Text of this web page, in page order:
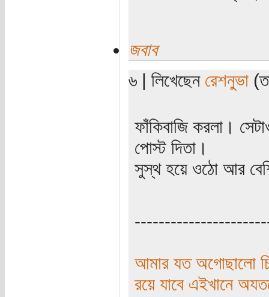
জবাব
৬ | লিখেছেন রেশনুভা
ফাঁকিবাজি করলা।
পোস্ট দিতা।
সুস্থ হয়ে ওঠো আর
আমার যত অগোছালো
রয়ে যাবে এইখানে